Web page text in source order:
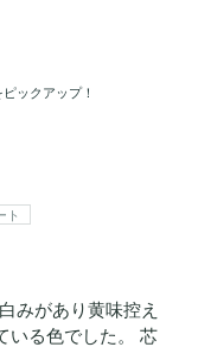
ックアップ！
ト
みがあり黄味控え
いる色でした。 芯